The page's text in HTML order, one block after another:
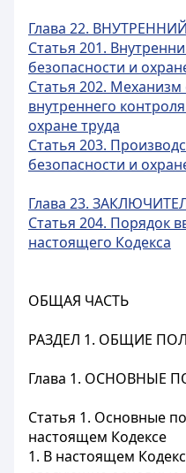
Глава 22.
Статья 201.
безопасности и
Статья 202.
внутреннего
охране труда
Статья 203.
безопасности и
Глава 23.
Статья 204. Порядок
настоящего Кодекса
ОБЩАЯ ЧАСТЬ
РАЗДЕЛ 1. ОБЩИЕ
Глава 1. ОСНОВНЫЕ
Статья 1. Основные
настоящем Кодексе
1. В настоящем